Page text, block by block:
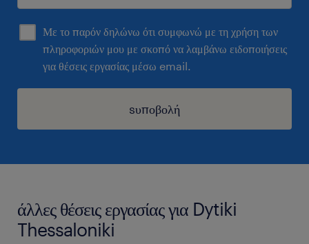
Με το παρόν δηλώνω ότι συμφωνώ με τη χρήση των
πληροφοριών μου με σκοπό να λαμβάνω ειδοποιήσεις
για θέσεις εργασίας μέσω email.
sυποβολή
άλλες θέσεις εργασίας για Dytiki
Thessaloniki